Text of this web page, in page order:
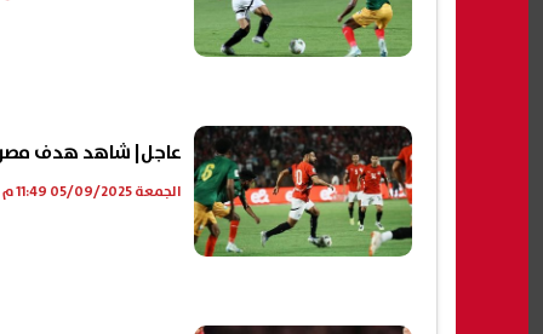
عاجل| شاهد هدف مصر
الجمعة 05/09/2025 11:49 م